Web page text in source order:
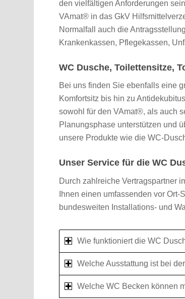
den vielfältigen Anforderungen
VAmat® in das GkV
Normalfall auch die
Krankenkassen, Pflegekassen,
WC Dusche, Toilettensitze,
Bei uns finden Sie ebenfalls eine
Komfortsitz bis hin zu
sowohl für den VAmat®, als auch
Planungsphase unterstützen und
unsere Produkte wie die WC-
Unser Service für die WC
Durch zahlreiche Vertragspartner
Ihnen einen umfassenden vor
bundesweiten Installations- und
Wie funktioniert die WC
Welche Ausstattung ist bei
Welche WC Becken können